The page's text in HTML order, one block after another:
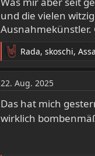
und die vielen
Ausnahmekünstler.
R
e
a
k
t
o
Rada, skoschi,
22. Aug. 2025
Das hat mich
wirklich